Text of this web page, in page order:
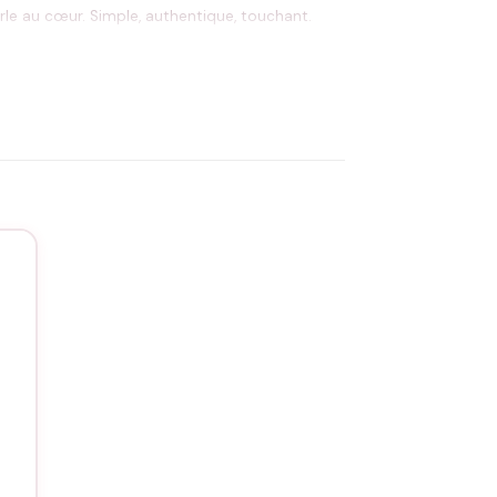
au cœur. Simple, authentique, touchant.
à une seule paire de chaussettes.